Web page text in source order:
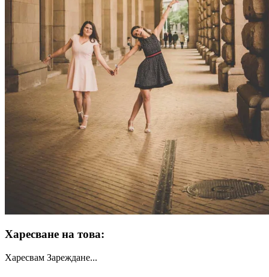
Харесване на това:
Харесвам Зареждане...